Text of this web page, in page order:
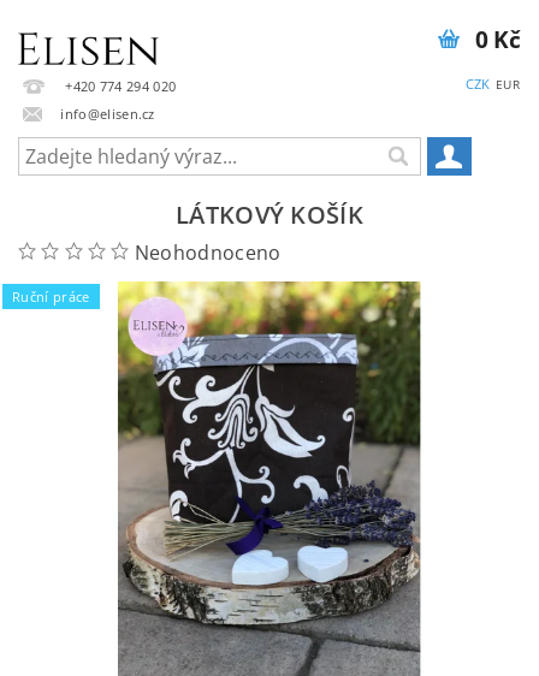
+420 774 294 020
info@elisen.cz
CZK EUR
0 Kč
LÁTKOVÝ KOŠÍK
Neohodnoceno
Ruční práce